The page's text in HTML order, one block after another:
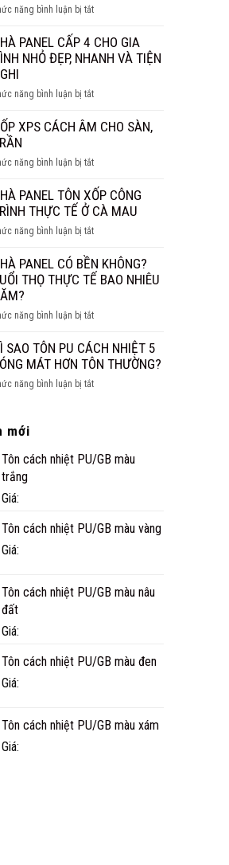
GIÁ
TIẾT
1M2?
GIÁ
MỚI
2026
năng bình luận bị tắtở
NÊN
LÀM
CÁCH
THAY
TRUYỀN
PANEL CẤP 4 CHO GIA
NHỎ ĐẸP, NHANH VÀ TIỆN
năng bình luận bị tắtở
PANEL
CHO
GIA
ĐÌNH
NHỎ
ĐẸP,
VÀ
TIỆN
XPS CÁCH ÂM CHO SÀN,
năng bình luận bị tắtở
XPS
CÁCH
CHO
TRẦN
PANEL TÔN XỐP CÔNG
THỰC TẾ Ở CÀ MAU
năng bình luận bị tắtở
PANEL
TÔN
TRÌNH
TẾ
Ở
CÀ
PANEL CÓ BỀN KHÔNG?
THỌ THỰC TẾ BAO NHIÊU
năng bình luận bị tắtở
PANEL
CÓ
KHÔNG?
BAO
SAO TÔN PU CÁCH NHIỆT 5
MÁT HƠN TÔN THƯỜNG?
năng bình luận bị tắtở
CÁCH
HƠN
mới
Tôn cách nhiệt PU/GB màu
trắng
Giá:
Tôn cách nhiệt PU/GB màu vàng
Giá:
Tôn cách nhiệt PU/GB màu nâu
đất
Giá:
Tôn cách nhiệt PU/GB màu đen
Giá:
Tôn cách nhiệt PU/GB màu xám
Giá: